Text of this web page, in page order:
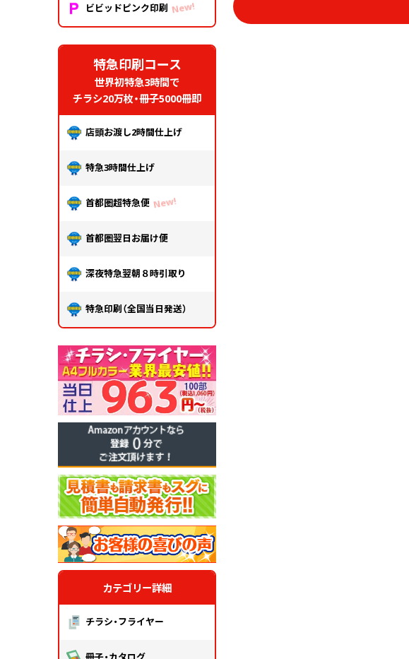
ビビッドピンク印刷
特急印刷コース
世界初特急3時間で
チラシ20万枚・冊子5000冊即
店頭お渡し2時間仕上げ
特急3時間仕上げ
首都圏超特急便
首都圏翌日お届け便
深夜特急翌朝８時引取り
特急印刷（全国当日発送）
カテゴリー詳細
チラシ・フライヤー